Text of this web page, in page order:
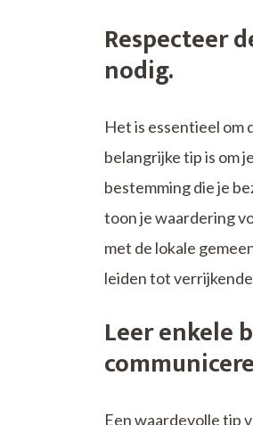
Respecteer
nodig.
Het is essentieel om
belangrijke tip is om
bestemming die je
toon je waardering
met de lokale
leiden tot
Leer enkele
Een waardevolle tip